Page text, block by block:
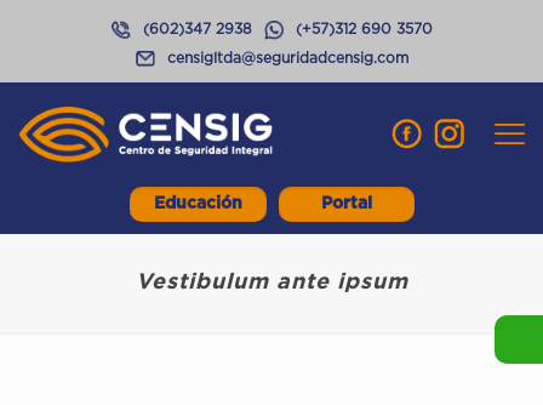
(602)347 2938
(+57)312 690 3570
censigltda@seguridadcensig.com
Educación Portal
Vestibulum ante ipsum